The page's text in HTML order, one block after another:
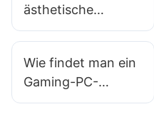
ästhetische
Wirkung von PC-
Displays
sichergestellt
werden?
Wie findet man ein
Gaming-PC-
Gehäuse, das viel